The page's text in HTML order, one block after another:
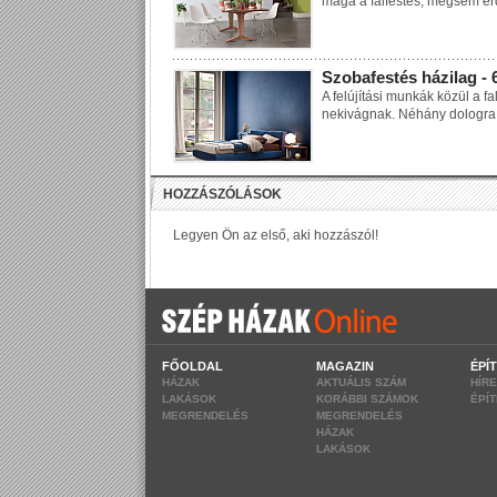
Szobafestés házilag -
A felújítási munkák közül a
nekivágnak. Néhány
FŐOLDAL
HÁZAK
LAKÁSOK
MEGRENDELÉS
MAGAZIN
AKTUÁLIS SZÁM
KORÁBBI SZÁMOK
MEGRENDELÉS
HÁZAK
LAKÁSOK